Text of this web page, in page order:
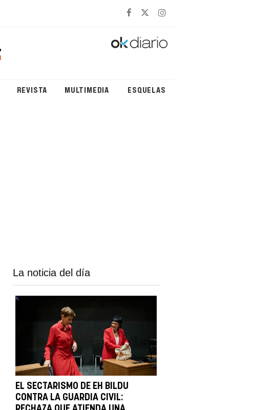
REVISTA MULTIMEDIA ESQUELAS
La noticia del día
EL SECTARISMO DE EH BILDU
CONTRA LA GUARDIA CIVIL: